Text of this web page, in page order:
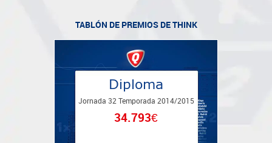
TABLÓN DE PREMIOS DETHINK
Diploma
Jornada 32 Temporada 2014/2015
34.793€